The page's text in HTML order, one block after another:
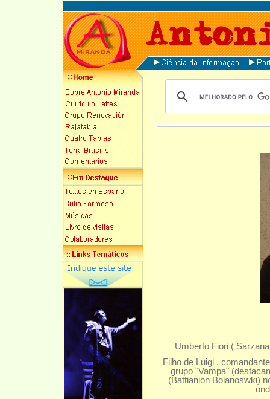
Umberto Fiori (
Filho de Luigi ,
grupo "Vampa"
(Battianion Boianoswki)